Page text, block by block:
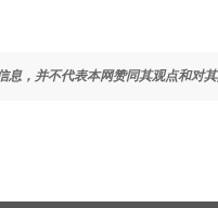
息，并不代表本网赞同其观点和对